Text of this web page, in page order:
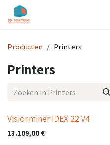
Overslaan naar inhoud
Producten Printers
Printers
Visionminer IDEX 22 V4
13.109,00 €